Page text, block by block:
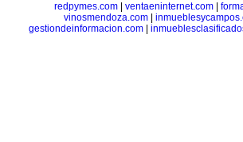
redpymes.com
ventaeninternet.com
vinosmendoza.com|
gestiondeinformacion.com